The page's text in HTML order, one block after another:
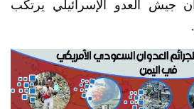
جيش العدو الإسرائيلي يرتكب